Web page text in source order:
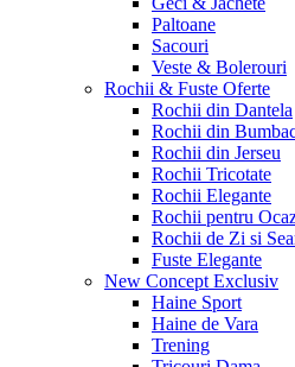
Paltoane
Sacouri
Veste & Bolerouri
Rochii & Fuste Oferte
Rochii din Dantela
Rochii din
Rochii din Jerseu
Rochii Tricotate
Rochii Elegante
Rochii pentru
Rochii de Zi si
Fuste Elegante
New Concept Exclusiv
Haine Sport
Haine de Vara
Trening